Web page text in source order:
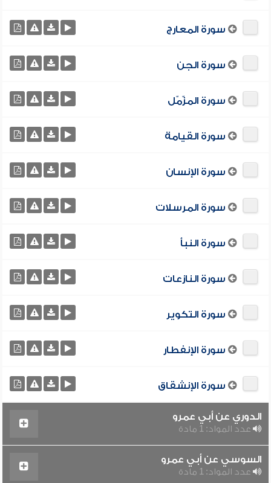
سورة المعارج
سورة الجن
سورة المزّمّل
سورة القيامة
سورة الإنسان
سورة المرسلات
سورة النبأ
سورة النازعات
سورة التكوير
سورة الإنفطار
سورة الإنشقاق
الدوري عن أبي عمرو
عدد المواد: 1 مادة
السوسي عن أبي عمرو
عدد المواد: 1 مادة